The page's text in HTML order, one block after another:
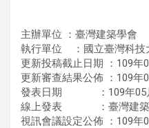
主辦單位 ：臺灣建築學會
執行單位 ：國立臺灣科技
更新投稿截止日期 ：109年
更新審查結果公佈 ：109年
發表日期 ：109年05月
線上發表 ：臺灣建築學
視訊會議設定公佈 ：109年